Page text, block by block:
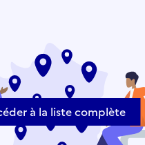
à la liste complète